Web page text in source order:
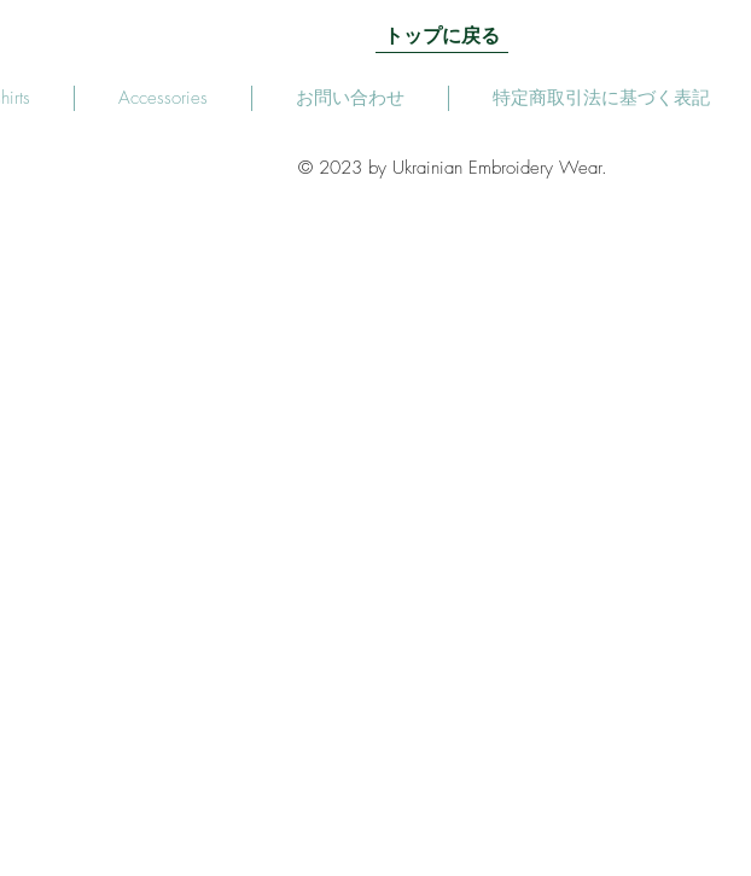
トップに戻る
Accessories お問い合わせ 特定商取引法に基づく表記
© 2023 by Ukrainian Embroidery Wear.